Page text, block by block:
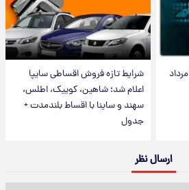
فال روزانه واقعی پنجشنبه ۱۵ مرداد
شرایط تازه فروش اقساطی سایپا
اعلام شد؛ شاهین، کوییک، اطلس،
سهند و ساینا با اقساط بلندمدت +
جدول
ارسال نظر